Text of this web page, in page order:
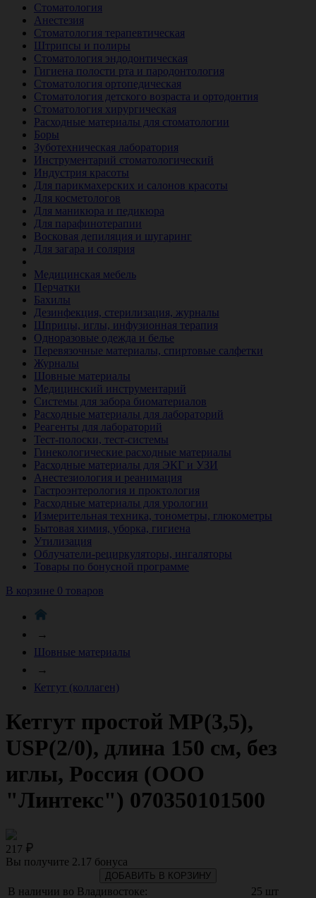
Стоматология
Анестезия
Стоматология терапевтическая
Штрипсы и полиры
Стоматология эндодонтическая
Гигиена полости рта и пародонтология
Стоматология ортопедическая
Стоматология детского возраста и ортодонтия
Стоматология хирургическая
Расходные материалы для стоматологии
Боры
Зуботехническая лаборатория
Инструментарий стоматологический
Индустрия красоты
Для парикмахерских и салонов красоты
Для косметологов
Для маникюра и педикюра
Для парафинотерапии
Восковая депиляция и шугаринг
Для загара и солярия
Медицинская мебель
Перчатки
Бахилы
Дезинфекция, стерилизация, журналы
Шприцы, иглы, инфузионная терапия
Одноразовые одежда и белье
Перевязочные материалы, спиртовые салфетки
Журналы
Шовные материалы
Медицинский инструментарий
Системы для забора биоматериалов
Расходные материалы для лабораторий
Реагенты для лабораторий
Тест-полоски, тест-системы
Гинекологические расходные материалы
Расходные материалы для ЭКГ и УЗИ
Анестезиология и реанимация
Гастроэнтерология и проктология
Расходные материалы для урологии
Измерительная техника, тонометры, глюкометры
Бытовая химия, уборка, гигиена
Утилизация
Облучатели-рециркуляторы, ингаляторы
Товары по бонусной программе
В корзине 0 товаров
→
Шовные материалы
→
Кетгут (коллаген)
Кетгут простой МР(3,5),
USP(2/0), длина 150 см, без
иглы, Россия (ООО
"Линтекс") 070350101500
217
Вы получите 2.17 бонуса
ДОБАВИТЬ В КОРЗИНУ
В наличии во Владивостоке: 25 шт